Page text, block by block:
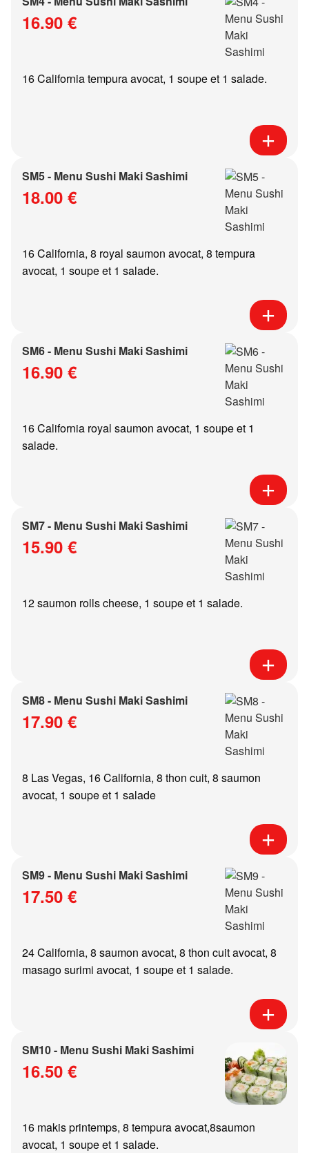
16.90 €
16 California tempura avocat, 1 soupe et 1 salade.
SM5 - Menu Sushi Maki Sashimi
18.00 €
16 California, 8 royal saumon avocat, 8 tempura
avocat, 1 soupe et 1 salade.
SM6 - Menu Sushi Maki Sashimi
16.90 €
16 California royal saumon avocat, 1 soupe et 1
salade.
SM7 - Menu Sushi Maki Sashimi
15.90 €
12 saumon rolls cheese, 1 soupe et 1 salade.
SM8 - Menu Sushi Maki Sashimi
17.90 €
8 Las Vegas, 16 California, 8 thon cuit, 8 saumon
avocat, 1 soupe et 1 salade
SM9 - Menu Sushi Maki Sashimi
17.50 €
24 California, 8 saumon avocat, 8 thon cuit avocat, 8
masago surimi avocat, 1 soupe et 1 salade.
SM10 - Menu Sushi Maki Sashimi
16.50 €
16 makis printemps, 8 tempura avocat,8saumon
avocat, 1 soupe et 1 salade.